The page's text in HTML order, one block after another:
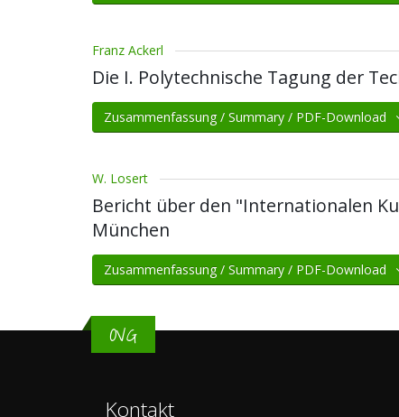
Franz Ackerl
Die I. Polytechnische Tagung der
Zusammenfassung / Summary / PDF-Download
W. Losert
Bericht über den "Internationalen
München
Zusammenfassung / Summary / PDF-Download
OVG
Kontakt